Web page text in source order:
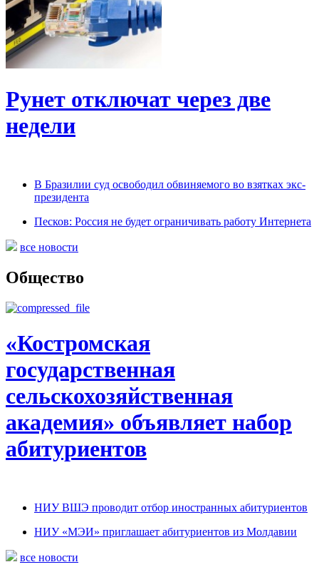
Рунет отключат через две
недели
В Бразилии суд освободил обвиняемого во взятках экс-
президента
Песков: Россия не будет ограничивать работу Интернета
все новости
Общество
«Костромская
государственная
сельскохозяйственная
академия» объявляет набор
абитуриентов
НИУ ВШЭ проводит отбор иностранных абитуриентов
НИУ «МЭИ» приглашает абитуриентов из Молдавии
все новости